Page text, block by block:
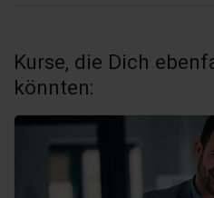
Kurse, die Dich
könnten: